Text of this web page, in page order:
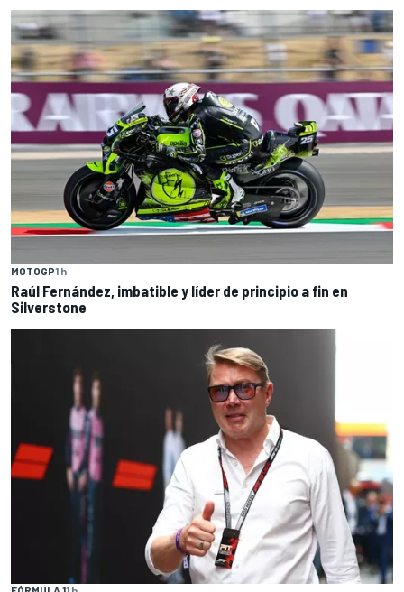
MOTOGP1 h
Raúl Fernández, imbatible y líder de principio a fin en
Silverstone